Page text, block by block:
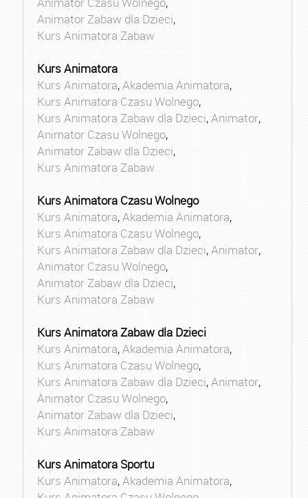
Animator Zabaw dla Dzieci,
Kurs Animatora Zabaw
Kurs Animatora
Kurs Animatora,Akademia Animatora,
Kurs Animatora Czasu Wolnego,
Kurs Animatora Zabaw dla Dzieci,Animator,
Animator Czasu Wolnego,
Animator Zabaw dla Dzieci,
Kurs Animatora Zabaw
Kurs Animatora Czasu Wolnego
Kurs Animatora,Akademia Animatora,
Kurs Animatora Czasu Wolnego,
Kurs Animatora Zabaw dla Dzieci,Animator,
Animator Czasu Wolnego,
Animator Zabaw dla Dzieci,
Kurs Animatora Zabaw
Kurs Animatora Zabaw dla Dzieci
Kurs Animatora,Akademia Animatora,
Kurs Animatora Czasu Wolnego,
Kurs Animatora Zabaw dla Dzieci,Animator,
Animator Czasu Wolnego,
Animator Zabaw dla Dzieci,
Kurs Animatora Zabaw
Kurs Animatora Sportu
Kurs Animatora,Akademia Animatora,